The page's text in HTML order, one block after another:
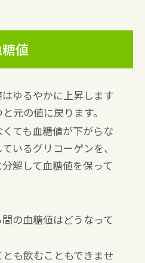
値
ゆるやかに上昇します
元の値に戻ります。
ても血糖値が下がらな
いるグリコーゲンを、
解して血糖値を保って
の血糖値はどうなって
も飲むこともできませ